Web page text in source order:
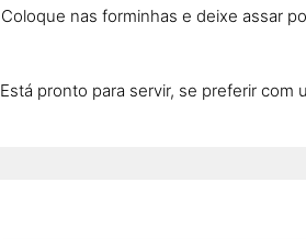
Coloque nas forminhas e deixe assar
Está pronto para servir, se preferir com